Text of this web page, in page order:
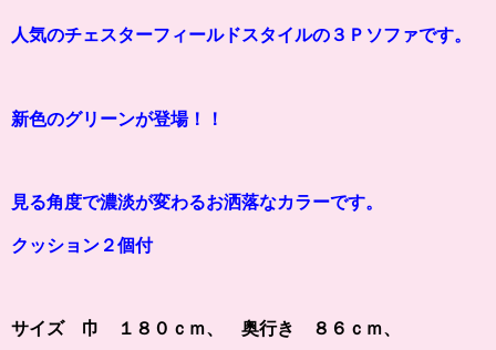
人気のチェスターフィールドスタイルの３Ｐソファです。
新色のグリーンが登場！！
見る角度で濃淡が変わるお洒落なカラーです。
クッション２個付
サイズ 巾 １８０ｃｍ、 奥行き ８６ｃｍ、